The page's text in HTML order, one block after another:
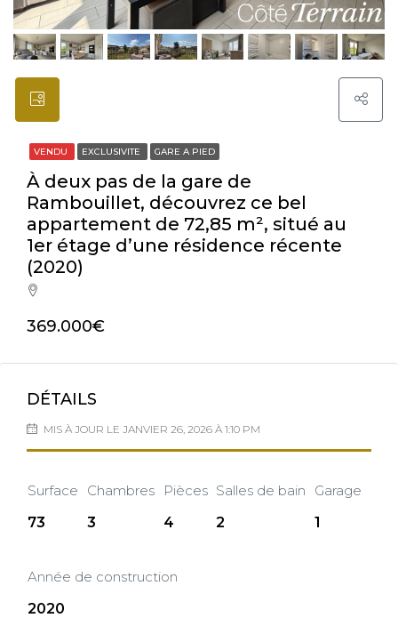
VENDU EXCLUSIVITE GARE A PIED
À deux pas de la gare de
Rambouillet, découvrez ce bel
appartement de 72,85 m², situé au
1er étage d’une résidence récente
(2020)
369.000€
DÉTAILS
MIS À JOUR LE JANVIER 26, 2026 À 1:10 PM
Surface
73
Chambres
3
Pièces
4
Salles de bain
2
Garage
1
Année de construction
2020